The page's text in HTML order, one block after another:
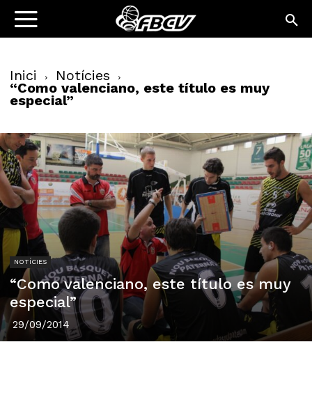
Inici Notícies
“Como valenciano, este título es muy
especial”
NOTÍCIES
“Como valenciano, este título es muy
especial”
29/09/2014